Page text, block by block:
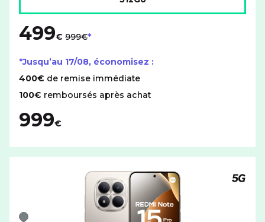
499€ 999€
*Jusqu’au 17/08, économisez :
400€ de remise immédiate
100€ remboursés après achat
999€
Liste de couleurs disponibles pour le XIAOMI Redmi